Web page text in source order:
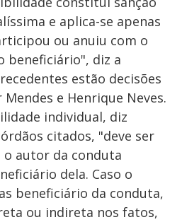
e aplica-se apenas
ou anuiu com o
beneficiário", diz a
estão decisões
e Henrique Neves.
individual, diz
citados, "deve ser
autor da conduta
dela. Caso o
beneficiário da conduta,
ou indireta nos fatos,